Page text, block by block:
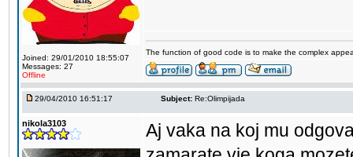
Joined: 29/01/2010 18:55:07
Messages: 27
Offline
The function of good code is to make the complex
29/04/2010 16:51:17 Subject: Re:Olimpijada
nikola3103
Aj vaka na koj mu